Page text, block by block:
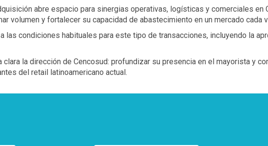
abre espacio para sinergias operativas, logísticas y comerciales en
volumen y fortalecer su capacidad de abastecimiento en un mercado cada
las condiciones habituales para este tipo de transacciones, incluyendo la
la dirección de Cencosud: profundizar su presencia en el mayorista y
del retail latinoamericano actual.